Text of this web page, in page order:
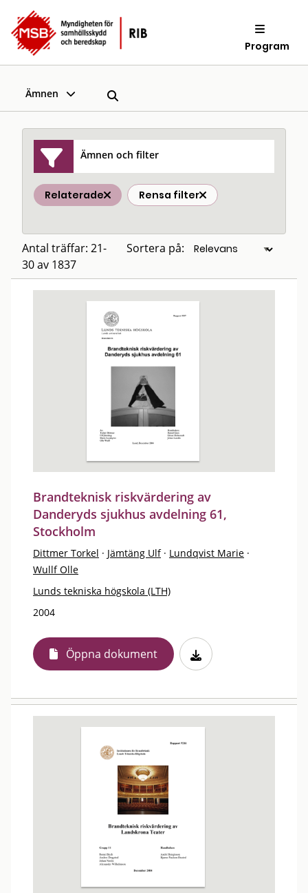
Program
Ämnen
Ämnen och filter
Relaterade Rensa filter
Antal träffar: 21-
30 av 1837
Sortera på:
Brandteknisk riskvärdering av
Danderyds sjukhus avdelning 61,
Stockholm
Dittmer Torkel · Jämtäng Ulf · Lundqvist Marie ·
Wullf Olle
Lunds tekniska högskola (LTH)
2004
Öppna dokument